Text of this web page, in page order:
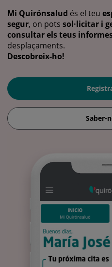
Mi Quirónsalud és el teu
segur, on pots sol·licitar i
consultar els teus
desplaçaments.
Descobreix-ho!
Saber-